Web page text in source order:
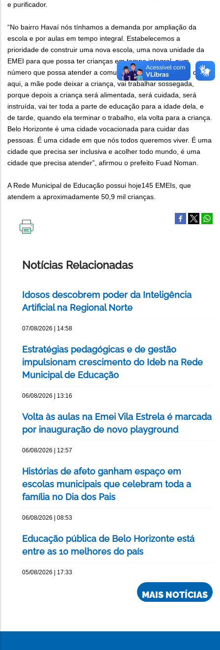
e purificador.
“No bairro Havaí nós tínhamos a demanda por ampliação da
escola e por aulas em tempo integral. Estabelecemos a
prioridade de construir uma nova escola, uma nova unidade da
EMEI para que possa ter crianças em tempo integral, num
número que possa atender a comunidade. Com uma EMEI dessa
aqui, a mãe pode deixar a criança, vai trabalhar sossegada,
porque depois a criança será alimentada, será cuidada, será
instruída, vai ter toda a parte de educação para a idade dela, e
de tarde, quando ela terminar o trabalho, ela volta para a criança.
Belo Horizonte é uma cidade vocacionada para cuidar das
pessoas. É uma cidade em que nós todos queremos viver. É uma
cidade que precisa ser inclusiva e acolher todo mundo, é uma
cidade que precisa atender”, afirmou o prefeito Fuad Noman.
A Rede Municipal de Educação possui hoje145 EMEIs, que
atendem a aproximadamente 50,9 mil crianças.
Notícias Relacionadas
Idosos descobrem poder da Inteligência
Artificial na Regional Norte
07/08/2026 | 14:58
Estratégias pedagógicas e de gestão
impulsionam crescimento do Ideb na Rede
Municipal de Educação
06/08/2026 | 13:16
Volta às aulas na Emei Vila Estrela é marcada
por inauguração de novo playground
06/08/2026 | 12:57
Histórias de afeto ganham espaço em
escolas municipais que celebram toda a
família no Dia dos Pais
06/08/2026 | 08:53
Educação pública de Belo Horizonte está
entre as 10 melhores do país
05/08/2026 | 17:33
MAIS NOTÍCIAS